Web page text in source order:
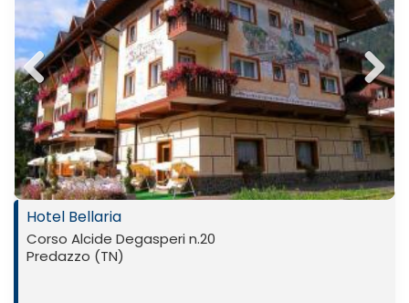
Previ
ous
Next
Hotel Bellaria
Corso Alcide Degasperi n.20
Predazzo (TN)